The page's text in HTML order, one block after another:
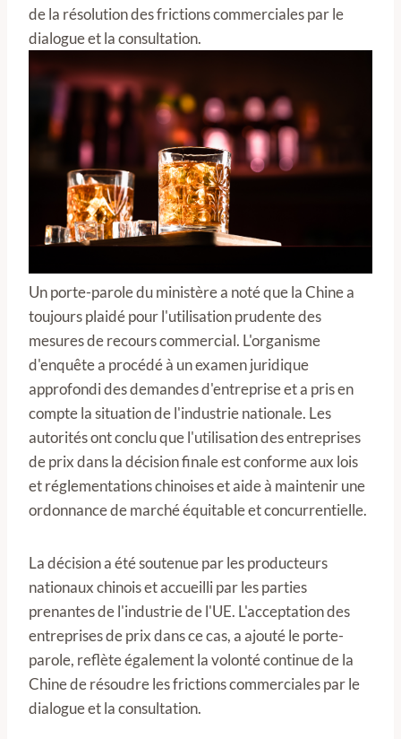
de la résolution des frictions commerciales par le
dialogue et la consultation.
Un porte-parole du ministère a noté que la Chine a
toujours plaidé pour l'utilisation prudente des
mesures de recours commercial. L'organisme
d'enquête a procédé à un examen juridique
approfondi des demandes d'entreprise et a pris en
compte la situation de l'industrie nationale. Les
autorités ont conclu que l'utilisation des entreprises
de prix dans la décision finale est conforme aux lois
et réglementations chinoises et aide à maintenir une
ordonnance de marché équitable et concurrentielle.
La décision a été soutenue par les producteurs
nationaux chinois et accueilli par les parties
prenantes de l'industrie de l'UE. L'acceptation des
entreprises de prix dans ce cas, a ajouté le porte-
parole, reflète également la volonté continue de la
Chine de résoudre les frictions commerciales par le
dialogue et la consultation.